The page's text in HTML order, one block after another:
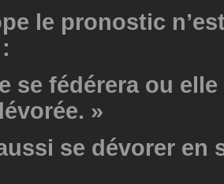
le pronostic
se fédérera ou
»
se dévorer en